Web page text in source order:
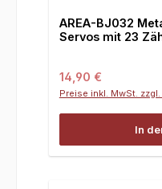
AREA-BJ032
Servos mit
Regulärer Preis:
14,90 €
Preise inkl. MwSt.
In